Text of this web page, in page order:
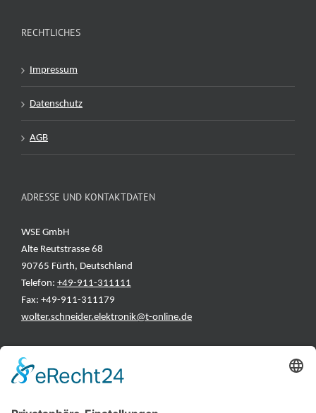
RECHTLICHES
Impressum
Datenschutz
AGB
ADRESSE UND KONTAKTDATEN
WSE GmbH
Alte Reutstrasse 68
90765 Fürth, Deutschland
Telefon: +49-911-311111
Fax: +49-911-311179
wolter.schneider.elektronik@t-online.de
INFORMATIONEN